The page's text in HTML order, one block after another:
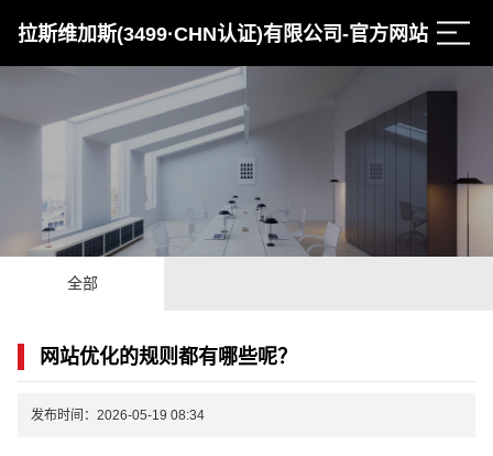
拉斯维加斯(3499·CHN认证)有限公司-官方网站
全部
网站优化的规则都有哪些呢？
发布时间：2026-05-19 08:34